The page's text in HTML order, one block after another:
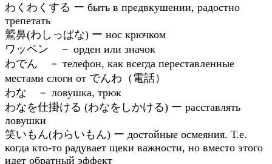
わくわくする ー быть в предвкушении, радостно
трепетать
鷲鼻(わしっぱな) ー нос крючком
ワッペン － орден или значок
わでん － телефон, как всегда переставленные
местами слоги от でんわ（電話）
わな － ловушка, трюк
わなを仕掛ける (わなをしかける) ー расставлять
ловушки
笑いもん(わらいもん) ー достойные осмеяния. Т.е.
когда кто-то радувает щеки важности, но вместо этого
идет обратный эффект